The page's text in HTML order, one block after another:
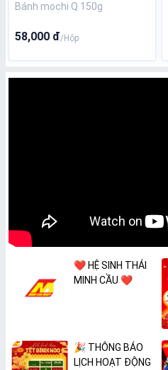
Bánh mochi Q 150g
58,000 đ/Hộp
❤️ HỆ SINH THÁI
MINH CẦU ❤️
🎉 THÔNG BÁO
LỊCH HOẠT ĐỘNG